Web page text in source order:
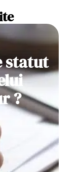
statut
?